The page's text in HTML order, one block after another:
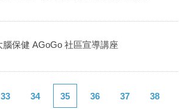
保健 AGoGo 社區宣導講座
33 34 35 36 37 38